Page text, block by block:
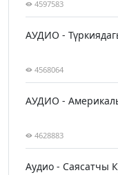
4597583
АУДИО -
4568064
АУДИО -
4628883
Аудио - Саясатчы